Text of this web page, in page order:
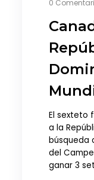
0
El sexteto
a la
búsqueda
del
ganar 3